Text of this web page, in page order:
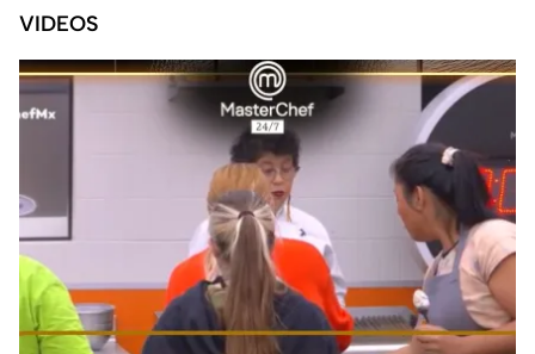
VIDEOS